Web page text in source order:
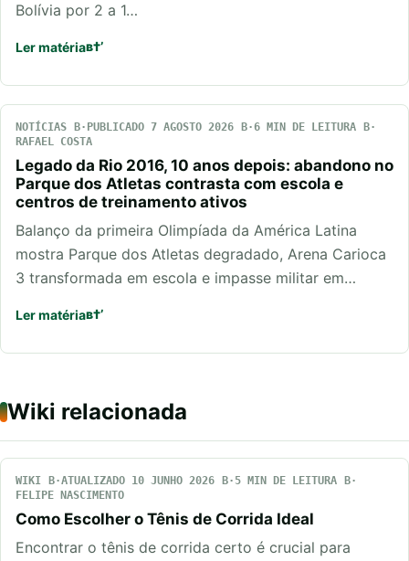
Bolívia por 2 a 1…
Ler matéria
NOTÍCIAS PUBLICADO 7 AGOSTO 2026
6 MIN DE LEITURA
RAFAEL COSTA
Legado da Rio 2016, 10 anos depois: abandono no
Parque dos Atletas contrasta com escola e
centros de treinamento ativos
Balanço da primeira Olimpíada da América Latina
mostra Parque dos Atletas degradado, Arena Carioca
3 transformada em escola e impasse militar em…
Ler matéria
Wiki relacionada
WIKI ATUALIZADO 10 JUNHO 2026
5 MIN DE LEITURA
FELIPE NASCIMENTO
Como Escolher o Tênis de Corrida Ideal
Encontrar o tênis de corrida certo é crucial para